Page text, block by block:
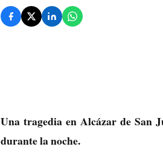
Una tragedia en Alcázar de San
durante la noche.